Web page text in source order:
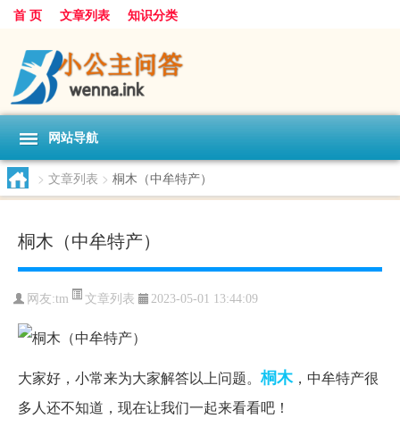
首 页 文章列表 知识分类
网站导航
> 文章列表 > 桐木（中牟特产）
桐木（中牟特产）
网友:tm 文章列表 2023-05-01 13:44:09
大家好，小常来为大家解答以上问题。桐木，中牟特产很
多人还不知道，现在让我们一起来看看吧！